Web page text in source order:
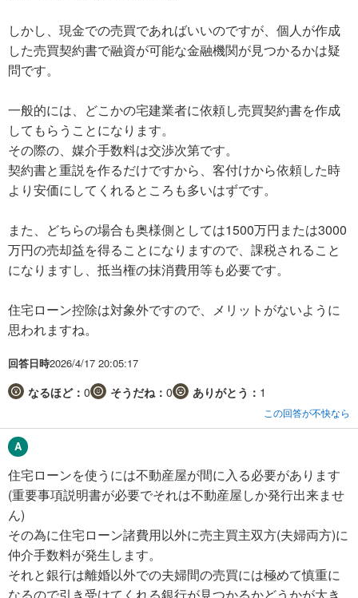
しかし、現金での売買であればいいのですが、個人が作成
した売買契約書で融資が可能な金融機関が見つかるかは疑
問です。
一般的には、どこかの宅建業者に依頼し売買契約書を作成
してもらうことになります。
その際の、媒介手数料は交渉次第です。
契約書と重説を作るだけですから、客付けから依頼した時
より安価にしてくれるところも多いはずです。
また、どちらの場合も奥様側としては1500万円または3000
万円の売却益を得ることになりますので、課税されること
になりますし、抵当権の抹消費用等も必要です。
住宅ローン控除は対象外ですので、メリットがないように
思われますね。
回答日時2026/4/17 20:05:17
なるほど： 0 そうだね： 0 ありがとう： 1
この回答が不快なら
住宅ローンを使うには不動産屋が間に入る必要があります
(重要事項説明書が必要でそれは不動産屋しか発行出来ませ
ん)
その為に住宅ローン諸費用以外に売主買主双方(夫婦両方)に
仲介手数料が発生します。
それと銀行は離婚以外での夫婦間の売買には極めて慎重に